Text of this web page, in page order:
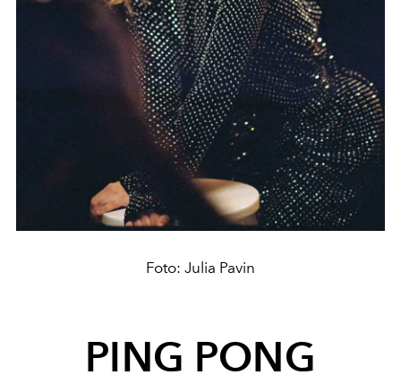
Foto: Julia Pavin
PING PONG